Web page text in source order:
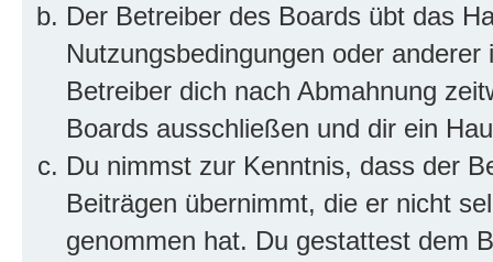
Der Betreiber des Boards übt das
Nutzungsbedingungen oder
Betreiber dich nach Abmahnung
Boards ausschließen und dir ein
Du nimmst zur Kenntnis, dass der
Beiträgen übernimmt, die er nicht
genommen hat. Du gestattest dem